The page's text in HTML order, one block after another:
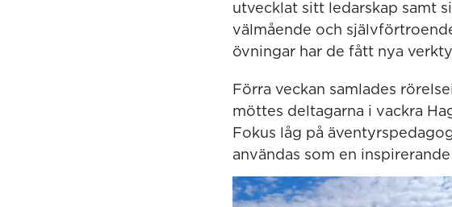
utvecklat sitt ledarskap samt
välmående och
övningar har de fått nya
Förra veckan samlades
möttes deltagarna i vackra
Fokus låg på
användas som en